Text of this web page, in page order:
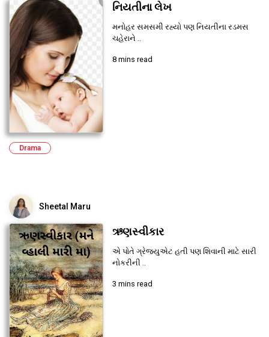
નિયતીના લેખ
મનોહર સમસમી રહ્યો પણ નિયતીના રડમસ
ચહેરાને ..
8 mins read
Drama
Sheetal Maru
ઋણસ્વીકાર
એ પોતે ગ્રેજ્યુએટ હતી પણ શિવાની માટે સારી
નોકરીની ..
3 mins read